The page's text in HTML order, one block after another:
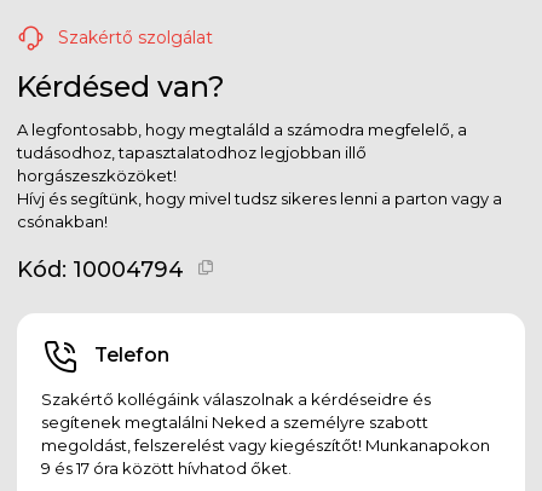
Szakértő szolgálat
Kérdésed van?
A legfontosabb, hogy megtaláld a számodra megfelelő, a
tudásodhoz, tapasztalatodhoz legjobban illő
horgászeszközöket!
Hívj és segítünk, hogy mivel tudsz sikeres lenni a parton vagy a
csónakban!
Kód: 10004794
Telefon
Szakértő kollégáink válaszolnak a kérdéseidre és
segítenek megtalálni Neked a személyre szabott
megoldást, felszerelést vagy kiegészítőt! Munkanapokon
9 és 17 óra között hívhatod őket.